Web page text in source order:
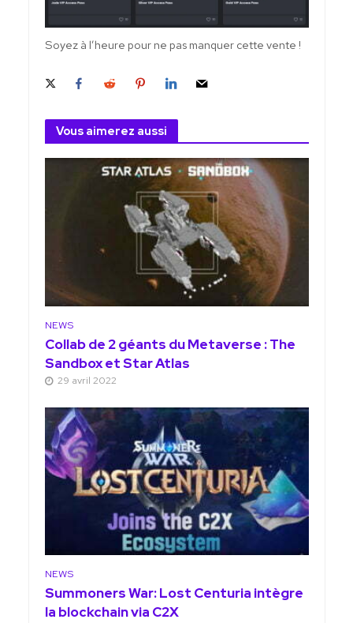
Soyez à l’heure pour ne pas manquer cette vente !
Vous aimerez aussi
NEWS
Collab de 2 géants du Metaverse : The
Sandbox et Star Atlas
29 avril 2022
NEWS
Summoners War: Lost Centuria intègre
la blockchain via C2X